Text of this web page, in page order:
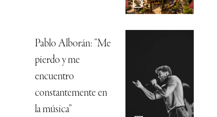
Pablo Alborán: “Me
pierdo y me
encuentro
constantemente en
la música”